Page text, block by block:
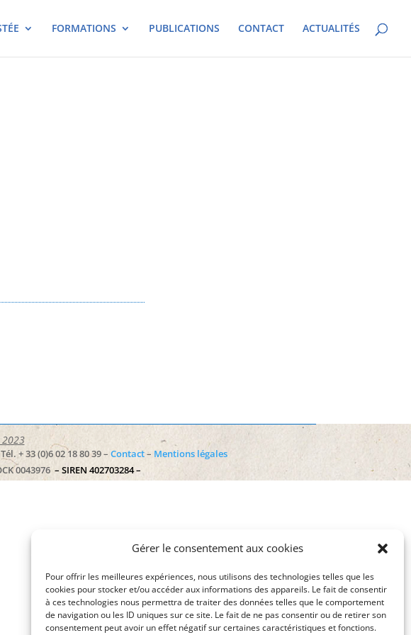
Gérer le consentement aux cookies
Pour offrir les meilleures expériences, nous utilisons des technologies telles que les
cookies pour stocker et/ou accéder aux informations des appareils. Le fait de consentir
à ces technologies nous permettra de traiter des données telles que le comportement
de navigation ou les ID uniques sur ce site. Le fait de ne pas consentir ou de retirer son
consentement peut avoir un effet négatif sur certaines caractéristiques et fonctions.
FORMATIONS PUBLICATIONS CONTACT ACTUALITÉS
+ 33 (0)6 02 18 80 39 – Contact– Mentions légales
0043976 – SIREN 402703284 –